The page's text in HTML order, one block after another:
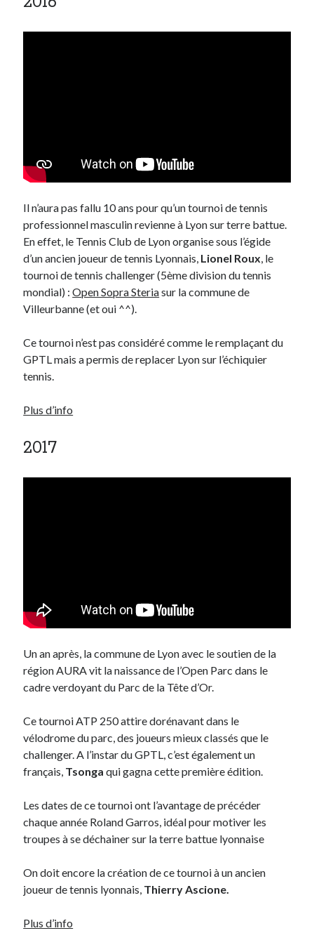
Il n’aura pas fallu 10 ans pour qu’un tournoi de tennis
professionnel masculin revienne à Lyon sur terre battue.
En effet, le Tennis Club de Lyon organise sous l’égide
d’un ancien joueur de tennis Lyonnais, Lionel Roux, le
tournoi de tennis challenger (5ème division du tennis
mondial) :Open Sopra Steriasur la commune de
Villeurbanne (et oui ^^).
Ce tournoi n’est pas considéré comme le remplaçant du
GPTL mais a permis de replacer Lyon sur l’échiquier
tennis.
Plus d’info
2017
Un an après, la commune de Lyon avec le soutien de la
région AURA vit la naissance de l’Open Parc dans le
cadre verdoyant du Parc de la Tête d’Or.
Ce tournoi ATP 250 attire dorénavant dans le
vélodrome du parc, des joueurs mieux classés que le
challenger. A l’instar du GPTL, c’est également un
français, Tsonga qui gagna cette première édition.
Les dates de ce tournoi ont l’avantage de précéder
chaque année Roland Garros, idéal pour motiver les
troupes à se déchainer sur la terre battue lyonnaise
On doit encore la création de ce tournoi à un ancien
joueur de tennis lyonnais, Thierry Ascione.
Plus d’info